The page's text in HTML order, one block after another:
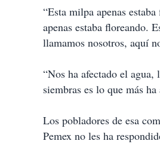
“Esta milpa apenas
apenas estaba floreando.
llamamos nosotros, aquí
“Nos ha afectado el
siembras es lo que más
Los pobladores de esa
Pemex no les ha